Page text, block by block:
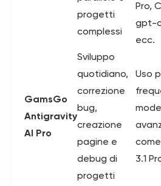
progetti
complessi
Pro,
gpt-
ecc.
GamsGo
Antigravity
AI Pro
Sviluppo
quotidiano,
correzione
bug,
creazione
pagine e
debug di
progetti
Uso
3.1